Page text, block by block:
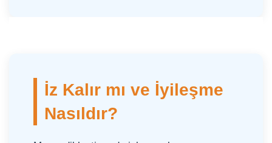
İz Kalır mı ve İyileşme
Nasıldır?